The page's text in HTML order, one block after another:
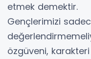
etmek demektir.
Gençlerimizi
özgüveni,